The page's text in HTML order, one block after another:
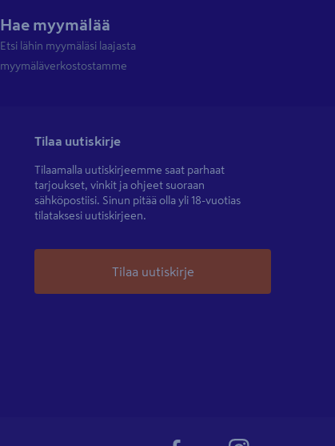
Hae myymälää
Etsi lähin myymäläsi laajasta
myymäläverkostostamme
Tilaa uutiskirje
Tilaamalla uutiskirjeemme saat parhaat
tarjoukset, vinkit ja ohjeet suoraan
sähköpostiisi. Sinun pitää olla yli 18-vuotias
tilataksesi uutiskirjeen.
Tilaa uutiskirje